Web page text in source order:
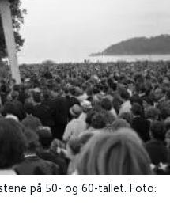
på 50- og 60-tallet. Foto: